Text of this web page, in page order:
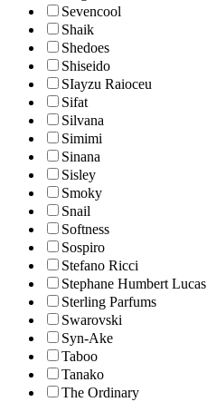
Sevencool
Shaik
Shedoes
Shiseido
SIayzu Raioceu
Sifat
Silvana
Simimi
Sinana
Sisley
Smoky
Snail
Softness
Sospiro
Stefano Ricci
Stephane Humbert Lucas
Sterling Parfums
Swarovski
Syn-Ake
Taboo
Tanako
The Ordinary